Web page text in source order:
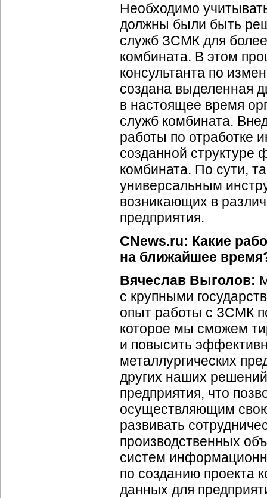
Необходимо
должны были быть
служб ЗСМК для
комбината. В этом
консультанта по
создана выделенная
в настоящее время
служб комбината.
работы по отработке
созданной структуре
комбината. По сути,
универсальным
возникающих в
предприятия.
CNews.ru: Какие
на ближайшее
Вячеслав Выголов:
с крупными
опыт работы с ЗСМК
которое мы сможем
и повысить
металлургических
других наших
предприятия, что
осуществляющим свою
развивать
производственных
систем
по созданию проекта
данных для